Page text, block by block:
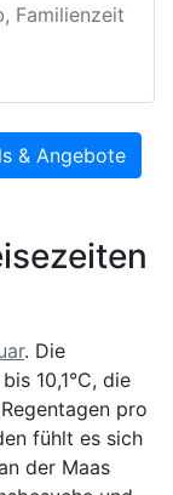
Familienzeit
& Angebote
. Die
10,1°C, die
pro
fühlt es sich
der Maas